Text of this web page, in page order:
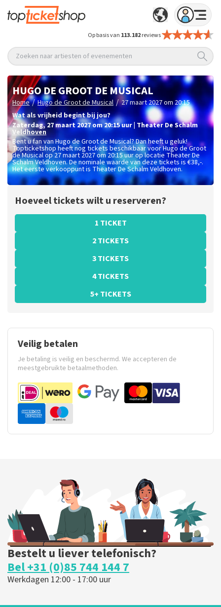
Op basis van 113.182reviews
Zoeken naar artiesten of evenementen
HUGO DE GROOT DE MUSICAL
Home / Hugo de Groot de Musical / 27 maart 2027 om 20:15
Wat als vrijheid begint bij jou?
zaterdag, 27 maart 2027 om 20:15uur Theater De Schalm
Veldhoven
Bent u fan van Hugo de Groot de Musical? Dan heeft u geluk!
Topticketshop heeft nog tickets beschikbaar voor Hugo de Groot
de Musical op 27 maart 2027 om 20:15 uur op locatie Theater De
Schalm Veldhoven. De nominale waarde van deze tickets is €38,-.
Het eerste verkooppunt is Theater De Schalm Veldhoven.
Hoeveel tickets wilt u reserveren?
1 TICKET
2 TICKETS
3 TICKETS
4 TICKETS
5+ TICKETS
Veilig betalen
Je betaling is veilig en beschermd. We accepteren de
meestgebruikte betaalmethoden.
Bestelt u liever telefonisch?
Bel +31 (0)85 744 144 7
Werkdagen 12:00 - 17:00 uur